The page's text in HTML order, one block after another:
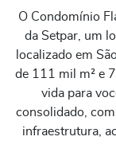
O Condomínio
da Setpar, um
localizado em
de 111 mil m² e
vida para
consolidado,
infraestrutura,